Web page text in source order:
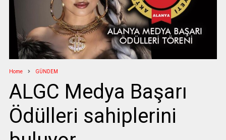
Home GÜNDEM
ALGC Medya Başarı
Ödülleri sahiplerini